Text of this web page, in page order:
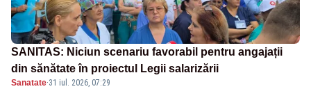
SANITAS: Niciun scenariu favorabil pentru angajații
din sănătate în proiectul Legii salarizării
Sanatate·31 iul. 2026, 07:29